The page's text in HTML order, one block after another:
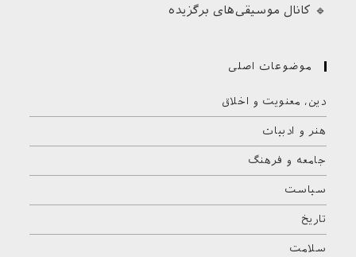
🔹 کانال موسیقی‌های برگزیده
موضوعات اصلی
دین، معنویت و اخلاق
هنر و ادبیات
جامعه و فرهنگ
سیاست
تاریخ
سلامت